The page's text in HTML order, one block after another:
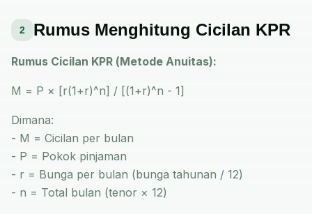
2 Rumus Menghitung Cicilan KPR
Rumus Cicilan KPR (Metode Anuitas):
M = P × [r(1+r)^n] / [(1+r)^n - 1]
Dimana:
- M = Cicilan per bulan
- P = Pokok pinjaman
- r = Bunga per bulan (bunga tahunan / 12)
- n = Total bulan (tenor × 12)